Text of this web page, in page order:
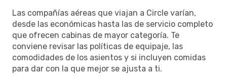
Las compañías aéreas que viajan a Circle varían,
desde las económicas hasta las de servicio completo
que ofrecen cabinas de mayor categoría. Te
conviene revisar las políticas de equipaje, las
comodidades de los asientos y si incluyen comidas
para dar con la que mejor se ajusta a ti.